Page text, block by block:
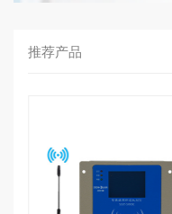
推荐产品